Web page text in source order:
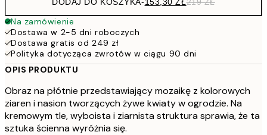
Na zamówienie
Dostawa w 2-5 dni roboczych
Dostawa gratis od 249 zł
Polityka dotycząca zwrotów w ciągu 90 dni
OPIS PRODUKTU
Obraz na płótnie przedstawiający mozaikę z kolorowych
ziaren i nasion tworzących żywe kwiaty w ogrodzie. Na
kremowym tle, wyboista i ziarnista struktura sprawia, że ta
sztuka ścienna wyróżnia się.